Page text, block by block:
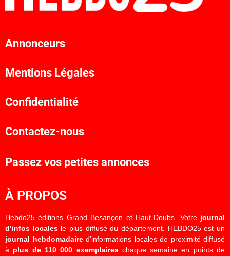
Annonceurs
Mentions Légales
Confidentialité
Contactez-nous
Passez vos petites annonces
À PROPOS
Hebdo25 éditions Grand Besançon et Haut-Doubs. Votre journal
d’infos localesle plus diffusé du département. HEBDO25 est un
journal hebdomadaired’informations locales de proximité diffusé
à plus de 110 000 exemplaireschaque semaine en points de